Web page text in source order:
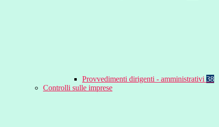
Provvedimenti dirigenti - amministrativi 38
Controlli sulle imprese